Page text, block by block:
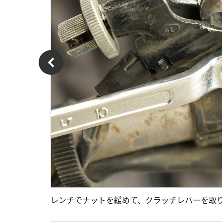
レンチでナットを緩めて、クラッチレバーを取